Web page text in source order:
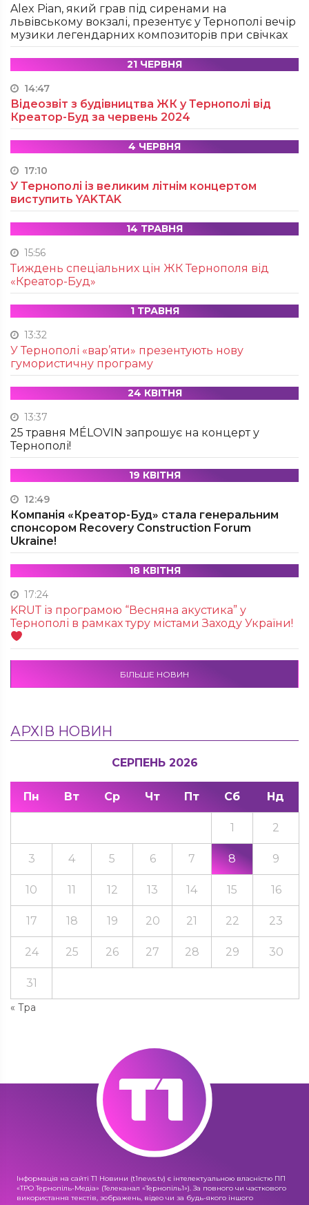
Alex Pian, який грав під сиренами на
львівському вокзалі, презентує у Тернополі вечір
музики легендарних композиторів при свічках
21 ЧЕРВНЯ
14:47
Відеозвіт з будівництва ЖК у Тернополі від
Креатор-Буд за червень 2024
4 ЧЕРВНЯ
17:10
У Тернополі із великим літнім концертом
виступить YAKTAK
14 ТРАВНЯ
15:56
Тиждень спеціальних цін ЖК Тернополя від
«Креатор-Буд»
1 ТРАВНЯ
13:32
У Тернополі «вар’яти» презентують нову
гумористичну програму
24 КВІТНЯ
13:37
25 травня MÉLOVIN запрошує на концерт у
Тернополі!
19 КВІТНЯ
12:49
Компанія «Креатор-Буд» стала генеральним
спонсором Recovery Construction Forum
Ukraine!
18 КВІТНЯ
17:24
KRUТ із програмою “Весняна акустика” у
Тернополі в рамках туру містами Заходу України!
БІЛЬШЕ НОВИН
АРХІВ НОВИН
СЕРПЕНЬ 2026
Пн Вт Ср Чт Пт Сб Нд
« Тра
1 2
3 4 5 6 7 8 9
10 11 12 13 14 15 16
17 18 19 20 21 22 23
24 25 26 27 28 29 30
31
Інформація на сайті Т1 Новини (t1news.tv) є інтелектуальною власністю ПП
«ТРО Тернопіль-Медіа» (Телеканал «Тернопіль1»). За повного чи часткового
використання текстів, зображень, відео чи за будь-якого іншого